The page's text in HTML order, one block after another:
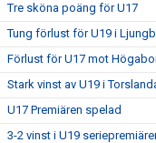
Tre sköna poäng för U17
Tung förlust för U19 i
Förlust för U17 mot
Stark vinst av U19 i
U17 Premiären spelad
3-2 vinst i U19